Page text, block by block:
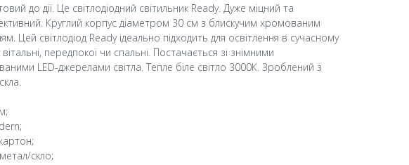
до дії. Це світлодіодний світильник Ready. Дуже міцний та
Круглий корпус діаметром 30 см з блискучим хромованим
Цей світлодіод Ready ідеально підходить для освітлення в сучасному
вітальні, передпокої чи спальні. Постачається зі знімними
LED-джерелами світла. Тепле біле світло 3000К. Зроблений з
скло;